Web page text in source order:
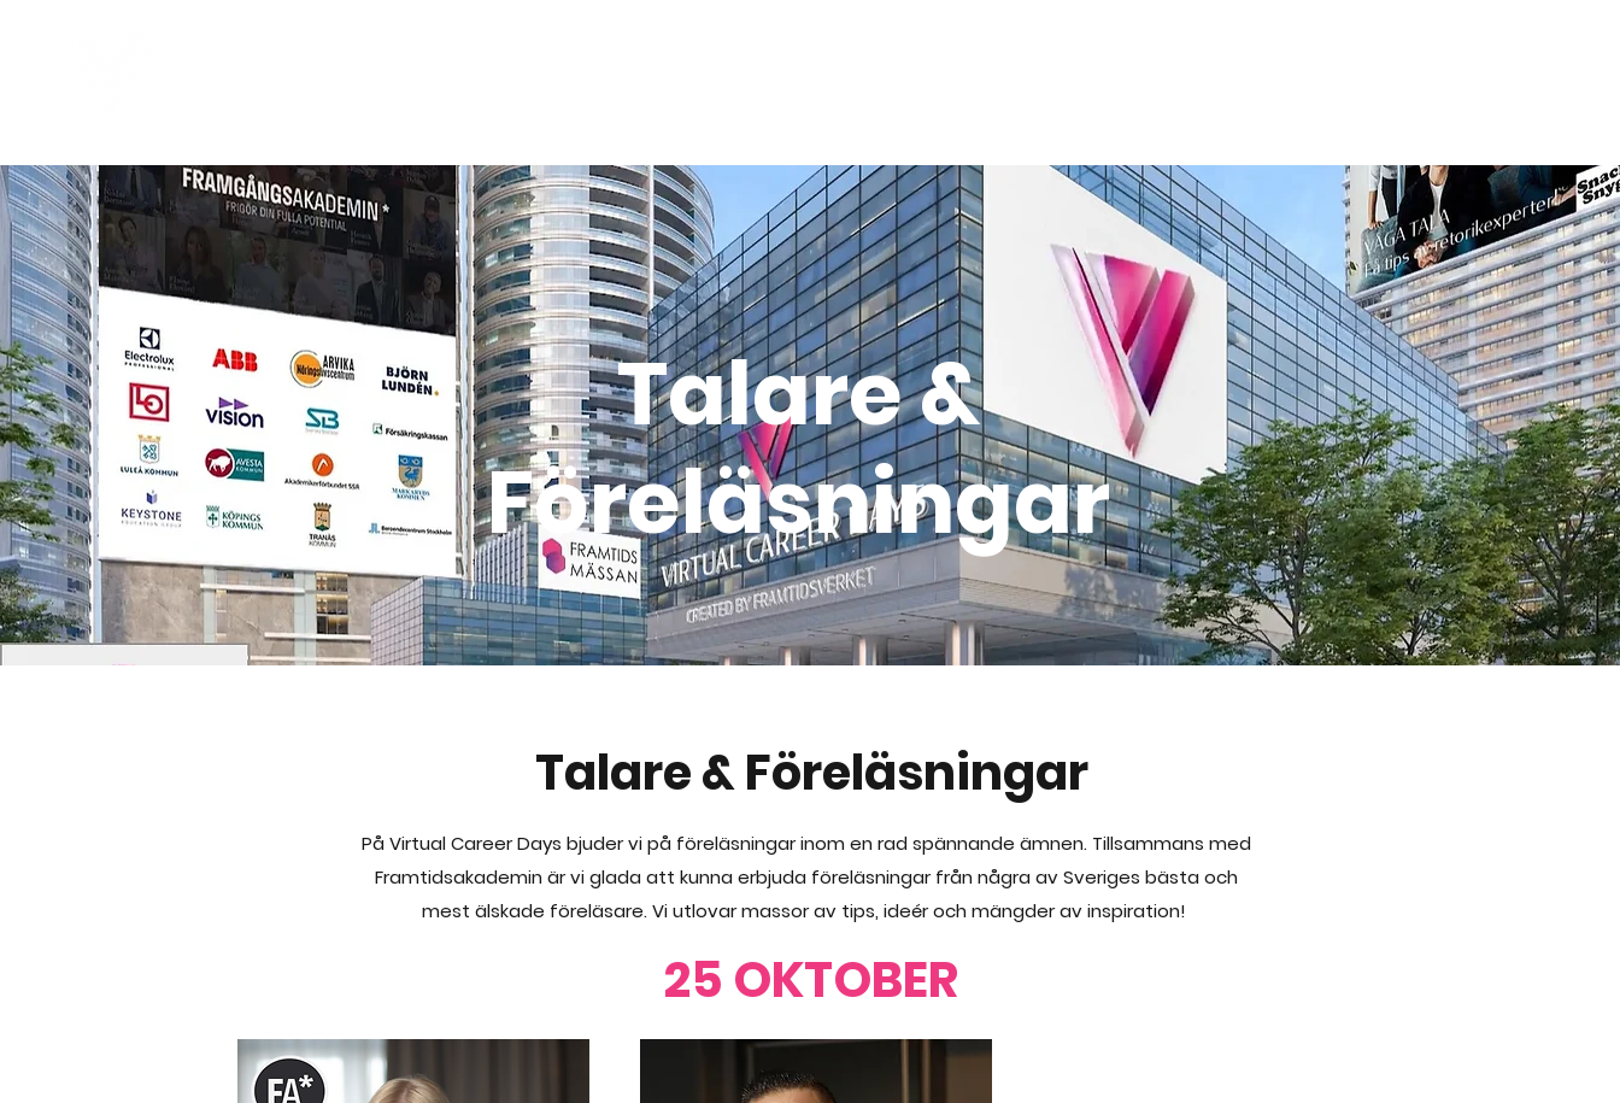
Talare &
Föreläsningar
Talare & Föreläsningar
På Virtual Career Days bjuder vi på föreläsningar inom en rad spännande ämnen. Tillsammans med
Framtidsakademin är vi glada att kunna erbjuda föreläsningar från några av Sveriges bästa och
mest älskade föreläsare. Vi utlovar massor av tips, ideér och mängder av inspiration!
25 OKTOBER